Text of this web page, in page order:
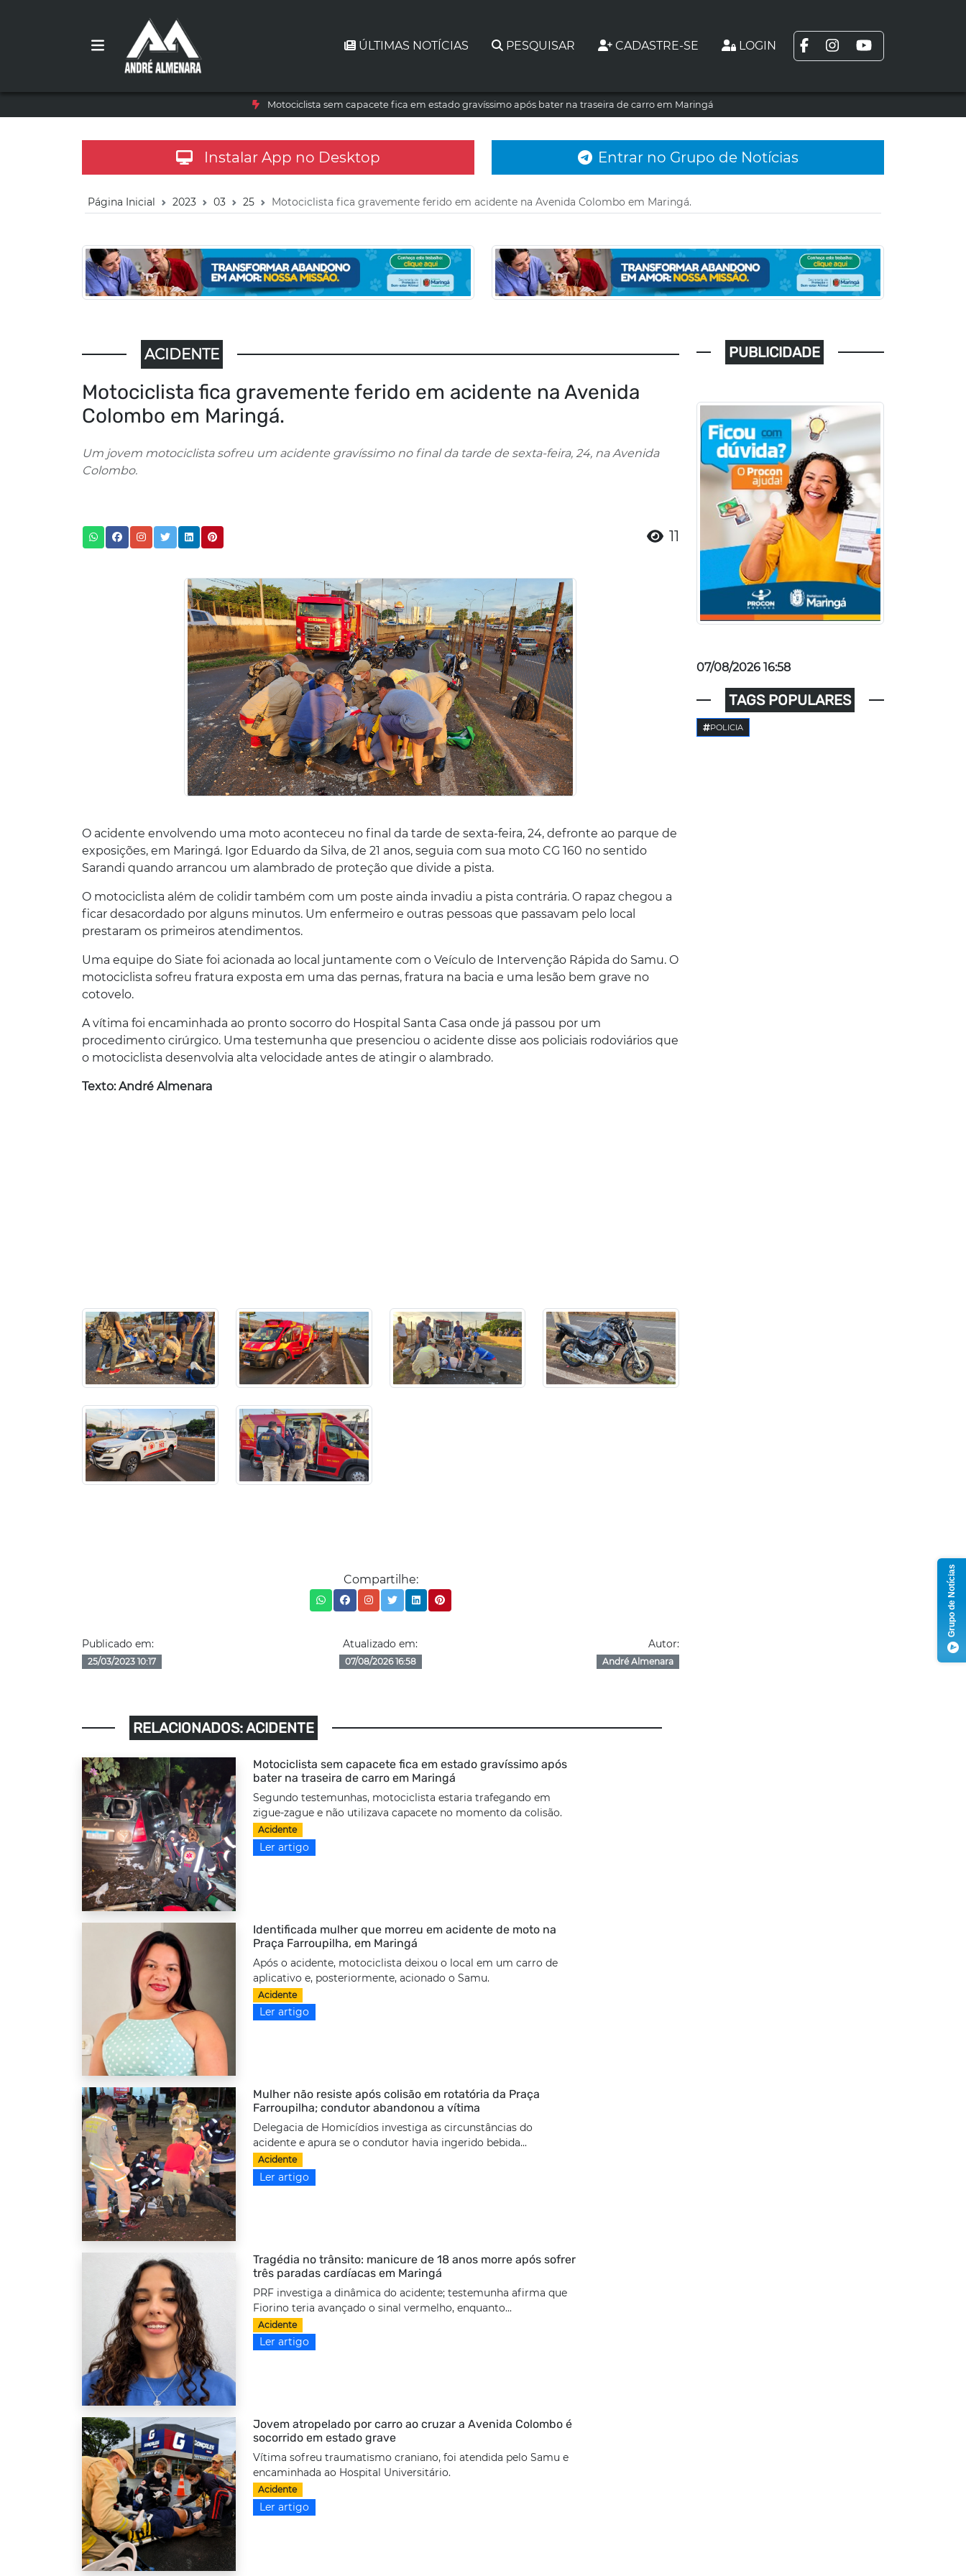
ÚLTIMAS NOTÍCIAS PESQUISAR CADASTRE-SE LOGIN
Motociclista sem capacete fica em estado gravíssimo após bater na traseira de carro em Maringá
Instalar App no Desktop Entrar no Grupo de Notícias
Página Inicial 2023 03 25 Motociclista fica gravemente ferido em acidente na Avenida Colombo em Maringá.
ACIDENTE
Motociclista fica gravemente ferido em acidente na Avenida
Colombo em Maringá.
Um jovem motociclista sofreu um acidente gravíssimo no final da tarde de sexta-feira, 24, na Avenida
Colombo.
11
O acidente envolvendo uma moto aconteceu no final da tarde de sexta-feira, 24, defronte ao parque de
exposições, em Maringá. Igor Eduardo da Silva, de 21 anos, seguia com sua moto CG 160 no sentido
Sarandi quando arrancou um alambrado de proteção que divide a pista.
O motociclista além de colidir também com um poste ainda invadiu a pista contrária. O rapaz chegou a
ficar desacordado por alguns minutos. Um enfermeiro e outras pessoas que passavam pelo local
prestaram os primeiros atendimentos.
Uma equipe do Siate foi acionada ao local juntamente com o Veículo de Intervenção Rápida do Samu. O
motociclista sofreu fratura exposta em uma das pernas, fratura na bacia e uma lesão bem grave no
cotovelo.
A vítima foi encaminhada ao pronto socorro do Hospital Santa Casa onde já passou por um
procedimento cirúrgico. Uma testemunha que presenciou o acidente disse aos policiais rodoviários que
o motociclista desenvolvia alta velocidade antes de atingir o alambrado.
Texto: André Almenara
Compartilhe:
Publicado em:
25/03/2023 10:17
Atualizado em:
07/08/2026 16:58
Autor:
André Almenara
RELACIONADOS: ACIDENTE
Motociclista sem capacete fica em estado gravíssimo após
bater na traseira de carro em Maringá
Segundo testemunhas, motociclista estaria trafegando em
zigue-zague e não utilizava capacete no momento da colisão.
Acidente
Ler artigo
Identificada mulher que morreu em acidente de moto na
Praça Farroupilha, em Maringá
Após o acidente, motociclista deixou o local em um carro de
aplicativo e, posteriormente, acionado o Samu.
Acidente
Ler artigo
Mulher não resiste após colisão em rotatória da Praça
Farroupilha; condutor abandonou a vítima
Delegacia de Homicídios investiga as circunstâncias do
acidente e apura se o condutor havia ingerido bebida...
Acidente
Ler artigo
Tragédia no trânsito: manicure de 18 anos morre após sofrer
três paradas cardíacas em Maringá
PRF investiga a dinâmica do acidente; testemunha afirma que
Fiorino teria avançado o sinal vermelho, enquanto...
Acidente
Ler artigo
Jovem atropelado por carro ao cruzar a Avenida Colombo é
socorrido em estado grave
Vítima sofreu traumatismo craniano, foi atendida pelo Samu e
encaminhada ao Hospital Universitário.
Acidente
Ler artigo
PUBLICIDADE
07/08/2026 16:58
TAGS POPULARES
POLICIA
Grupo de Notícias